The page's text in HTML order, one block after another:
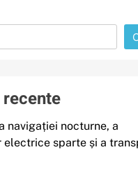
navigației nocturne, a
sparte și a